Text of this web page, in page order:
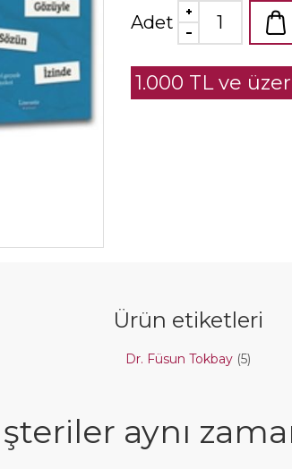
Adet
1.000 TL ve
Ürün etiketleri
Dr. Füsun Tokbay (5)
aynı